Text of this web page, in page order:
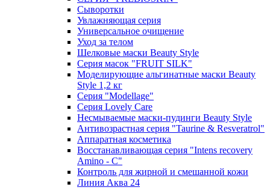
Сыворотки
Увлажняющая серия
Универсальное очищение
Уход за телом
Шелковые маски Beauty Style
Серия масок "FRUIT SILK"
Моделирующие альгинатные маски Beauty
Style 1,2 кг
Серия "Modellage"
Cерия Lovely Care
Несмываемые маски-пудинги Beauty Style
Антивозрастная серия "Taurine & Resveratrol"
Аппаратная косметика
Восстанавливающая серия "Intens recovery
Amino - C"
Контроль для жирной и смешанной кожи
Линия Аква 24